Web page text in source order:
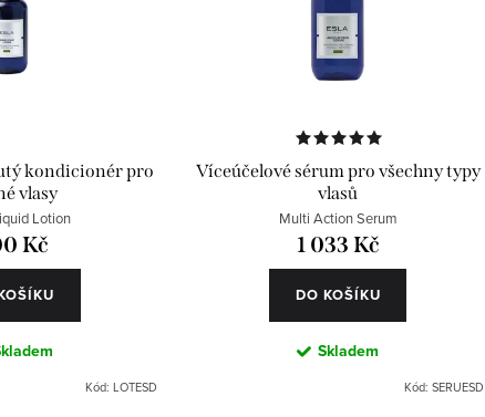
kondicionér pro
vlasy
Lotion
Kč
Kód: LOTESD
Víceúčelové sérum pro všechny typy
vlasů
Multi Action Serum
1 033 Kč
DO KOŠÍKU
Skladem
Kód: SERUESD